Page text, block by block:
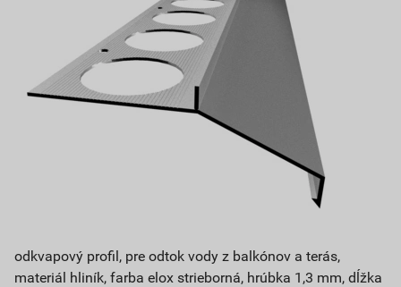
odkvapový profil, pre odtok vody z balkónov a terás,
materiál hliník, farba elox strieborná, hrúbka 1,3 mm, dĺžka